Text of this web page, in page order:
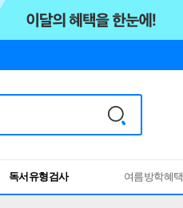
독서유형검사
RBTI Lab
여름방학혜택